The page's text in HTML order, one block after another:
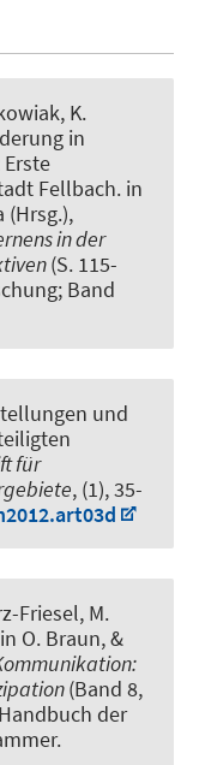
K.
in
Fellbach. in
(Hrsg.),
in der
(S. 115-
Band
und
für
, (1), 35-
Friesel, M.
O. Braun, &
(Band 8,
der